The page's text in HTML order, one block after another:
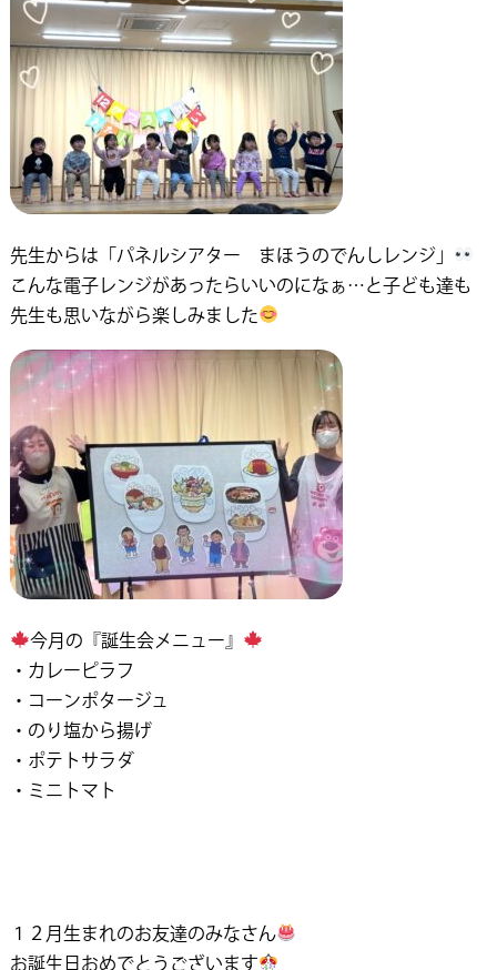
先生からは「パネルシアター まほうのでんしレンジ」
こんな電子レンジがあったらいいのになぁ…と子ども達も
先生も思いながら楽しみました
今月の『誕生会メニュー』
・カレーピラフ
・コーンポタージュ
・のり塩から揚げ
・ポテトサラダ
・ミニトマト
１２月生まれのお友達のみなさん
お誕生日おめでとうございます